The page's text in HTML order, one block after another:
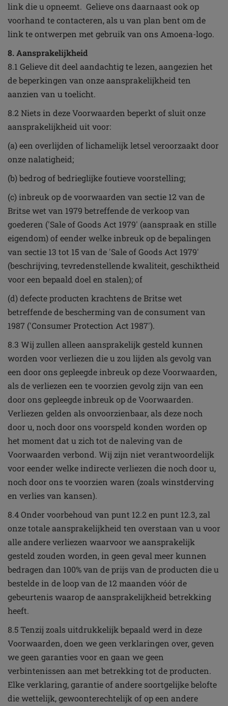
link die u opneemt. Gelieve ons daarnaast ook op
voorhand te contacteren, als u van plan bent om de
link te ontwerpen met gebruik van ons Amoena-logo.
8. Aansprakelijkheid
8.1 Gelieve dit deel aandachtig te lezen, aangezien het
de beperkingen van onze aansprakelijkheid ten
aanzien van u toelicht.
8.2 Niets in deze Voorwaarden beperkt of sluit onze
aansprakelijkheid uit voor:
(a) een overlijden of lichamelijk letsel veroorzaakt door
onze nalatigheid;
(b) bedrog of bedrieglijke foutieve voorstelling;
(c) inbreuk op de voorwaarden van sectie 12 van de
Britse wet van 1979 betreffende de verkoop van
goederen ('Sale of Goods Act 1979' (aanspraak en stille
eigendom) of eender welke inbreuk op de bepalingen
van sectie 13 tot 15 van de 'Sale of Goods Act 1979'
(beschrijving, tevredenstellende kwaliteit, geschiktheid
voor een bepaald doel en stalen); of
(d) defecte producten krachtens de Britse wet
betreffende de bescherming van de consument van
1987 ('Consumer Protection Act 1987').
8.3 Wij zullen alleen aansprakelijk gesteld kunnen
worden voor verliezen die u zou lijden als gevolg van
een door ons gepleegde inbreuk op deze Voorwaarden,
als de verliezen een te voorzien gevolg zijn van een
door ons gepleegde inbreuk op de Voorwaarden.
Verliezen gelden als onvoorzienbaar, als deze noch
door u, noch door ons voorspeld konden worden op
het moment dat u zich tot de naleving van de
Voorwaarden verbond. Wij zijn niet verantwoordelijk
voor eender welke indirecte verliezen die noch door u,
noch door ons te voorzien waren (zoals winstderving
en verlies van kansen).
8.4 Onder voorbehoud van punt 12.2 en punt 12.3, zal
onze totale aansprakelijkheid ten overstaan van u voor
alle andere verliezen waarvoor we aansprakelijk
gesteld zouden worden, in geen geval meer kunnen
bedragen dan 100% van de prijs van de producten die u
bestelde in de loop van de 12 maanden vóór de
gebeurtenis waarop de aansprakelijkheid betrekking
heeft.
8.5 Tenzij zoals uitdrukkelijk bepaald werd in deze
Voorwaarden, doen we geen verklaringen over, geven
we geen garanties voor en gaan we geen
verbintenissen aan met betrekking tot de producten.
Elke verklaring, garantie of andere soortgelijke belofte
die wettelijk, gewoonterechtelijk of op een andere